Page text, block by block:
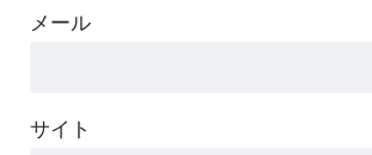
メール
サイト